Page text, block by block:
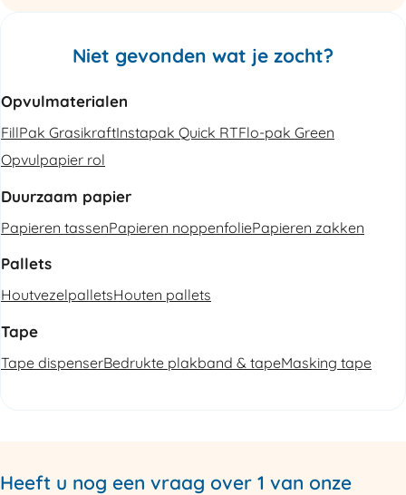
Niet gevonden wat je zocht?
Opvulmaterialen
FillPak GrasikraftInstapak Quick RTFlo-pak Green
Opvulpapier rol
Duurzaam papier
Papieren tassenPapieren noppenfoliePapieren zakken
Pallets
HoutvezelpalletsHouten pallets
Tape
Tape dispenserBedrukte plakband & tapeMasking tape
Heeft u nog een vraag over 1 van onze